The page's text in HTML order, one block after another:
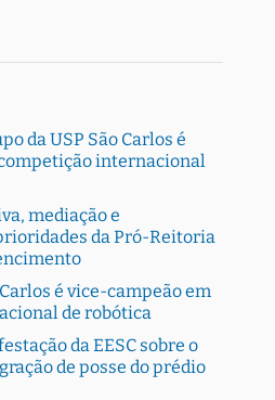
da USP São Carlos é
internacional
mediação e
da Pró-Reitoria
é vice-campeão em
de robótica
da EESC sobre o
de posse do prédio